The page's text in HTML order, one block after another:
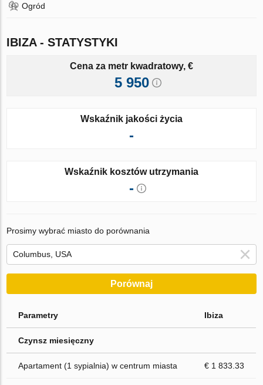
Ogród
IBIZA - STATYSTYKI
Cena za metr kwadratowy, €
5 950
Wskaźnik jakości życia
-
Wskaźnik kosztów utrzymania
-
Prosimy wybrać miasto do porównania
Porównaj
Parametry Ibiza
Czynsz miesięczny
Apartament (1 sypialnia) w centrum miasta € 1 833.33